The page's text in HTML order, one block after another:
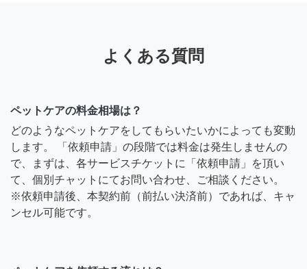
よくある質問
ペットケアの料金相場は？
どのようなペットケアをしてもらいたいかによっても変動
します。 「依頼申請」の段階では料金は発生しませんの
で、まずは、各サービスチケットに「依頼申請」を頂い
て、個別チャットにてお問い合わせ、ご相談ください。
※依頼申請後、本契約前（前払い決済前）であれば、キャ
ンセル可能です。